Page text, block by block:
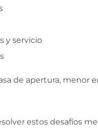
y servicio
de apertura,
estos desafíos